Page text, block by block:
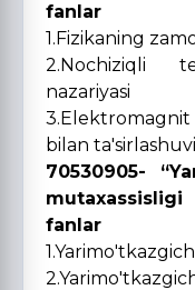
fanlar
1.Fizikaning
2.Nochiziqli
nazariyasi
bilan ta'sirlashuvi
70530905-
fanlar